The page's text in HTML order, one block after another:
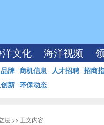
洋文化 海洋视频
牌 商机信息 人才招聘 招商
新 环保动态
法 >> 正文内容